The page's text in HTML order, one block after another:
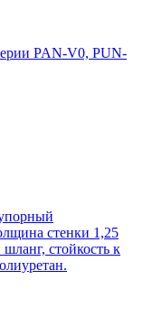
PAN-V0, PUN-
стенки 1,25
стойкость к